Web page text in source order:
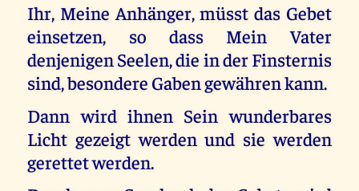
Ihr, Meine Anhänger, müsst das Gebet
einsetzen, so dass Mein Vater
denjenigen Seelen, die in der Finsternis
sind, besondere Gaben gewähren kann.
Dann wird ihnen Sein wunderbares
Licht gezeigt werden und sie werden
gerettet werden.